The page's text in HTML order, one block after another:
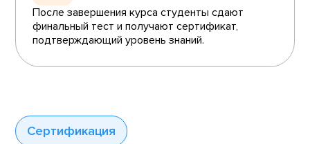
После завершения курса студенты сдают
финальный тест и получают сертификат,
подтверждающий уровень знаний.
Сертификация